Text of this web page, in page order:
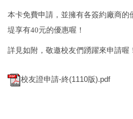
本卡免費申請，並擁有各簽約廠商的
堤享有40元的優惠喔！
詳見如附，敬邀校友們踴躍來申請喔
校友證申請-終(1110版).pdf